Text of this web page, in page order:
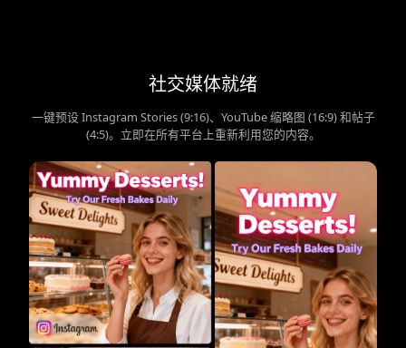
社交媒体就绪
一键预设 Instagram Stories (9:16)、YouTube 缩略图 (16:9) 和帖子
(4:5)。立即在所有平台上重新利用您的内容。